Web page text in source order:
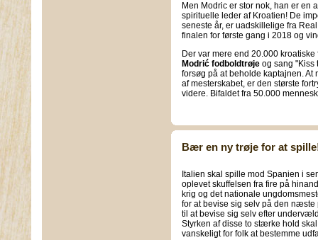
Men Modric er stor nok, han er en
spirituelle leder af Kroatien! De
seneste år, er uadskillelige fra
finalen for første gang i 2018 og
Der var mere end 20.000
Modrić fodboldtrøje og sang "Kiss
forsøg på at beholde kaptajnen.
af mesterskabet, er den største
videre. Bifaldet fra 50.000
Bær en ny trøje for at
Italien skal spille mod Spanien i
oplevet skuffelsen fra fire på
krig og det nationale
for at bevise sig selv på den
til at bevise sig selv efter
Styrken af disse to stærke hold
vanskeligt for folk at bestemme